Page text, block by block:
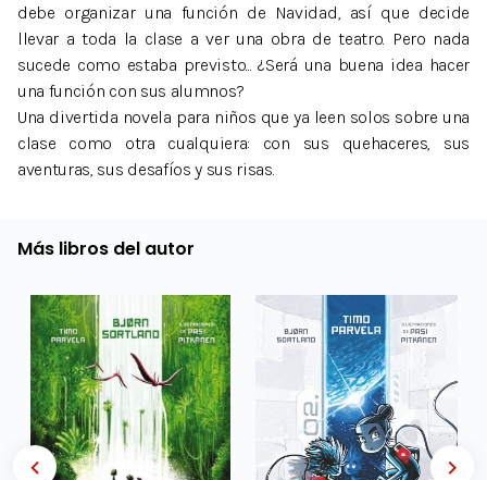
debe organizar una función de Navidad, así que decide
llevar a toda la clase a ver una obra de teatro. Pero nada
sucede como estaba previsto... ¿Será una buena idea hacer
una función con sus alumnos?
Una divertida novela para niños que ya leen solos sobre una
clase como otra cualquiera: con sus quehaceres, sus
aventuras, sus desafíos y sus risas.
Más libros del autor